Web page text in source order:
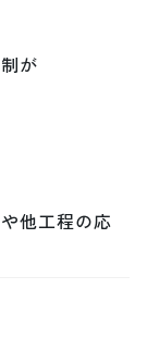
が
他工程の応